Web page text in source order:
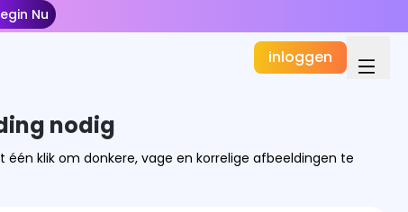
Nu
inloggen
nodig
klik om donkere, vage en korrelige afbeeldingen te